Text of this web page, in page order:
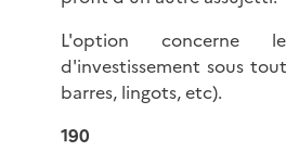
L'option concerne
d'investissement sous
barres, lingots, etc).
190